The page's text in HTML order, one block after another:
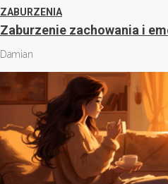
ZABURZENIA
Zaburzenie zachowania i
Damian